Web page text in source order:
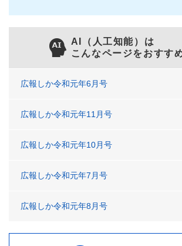
AI（人工知能）は
こんなページをおすす
広報しか令和元年6月号
広報しか令和元年11月号
広報しか令和元年10月号
広報しか令和元年7月号
広報しか令和元年8月号